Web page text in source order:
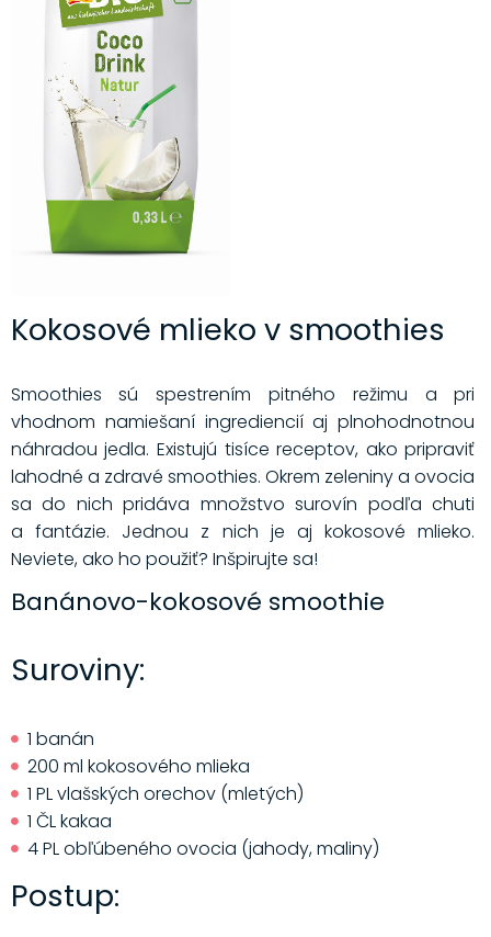
Kokosové mlieko v smoothies
Smoothies sú spestrením pitného režimu a pri
vhodnom namiešaní ingrediencií aj plnohodnotnou
náhradou jedla. Existujú tisíce receptov, ako pripraviť
lahodné a zdravé smoothies. Okrem zeleniny a ovocia
sa do nich pridáva množstvo surovín podľa chuti
a fantázie. Jednou z nich je aj kokosové mlieko.
Neviete, ako ho použiť? Inšpirujte sa!
Banánovo-kokosové smoothie
Suroviny:
1 banán
200 ml kokosového mlieka
1 PL vlašských orechov (mletých)
1 ČL kakaa
4 PL obľúbeného ovocia (jahody, maliny)
Postup: